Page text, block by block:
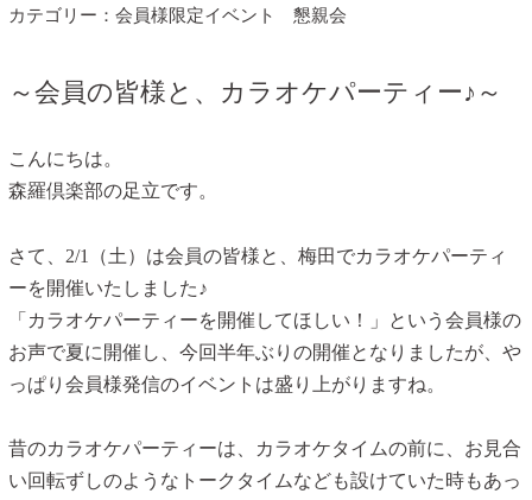
カテゴリー： 会員様限定イベント 懇親会
～会員の皆様と、カラオケパーティー♪～
こんにちは。
森羅倶楽部の足立です。
さて、2/1（土）は会員の皆様と、梅田でカラオケパーティ
ーを開催いたしました♪
「カラオケパーティーを開催してほしい！」という会員様の
お声で夏に開催し、今回半年ぶりの開催となりましたが、や
っぱり会員様発信のイベントは盛り上がりますね。
昔のカラオケパーティーは、カラオケタイムの前に、お見合
い回転ずしのようなトークタイムなども設けていた時もあっ